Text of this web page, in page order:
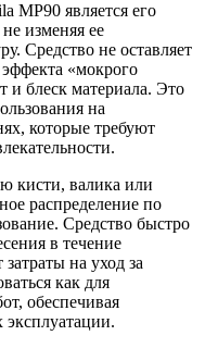
MP90 является его
изменяя ее
Средство не оставляет
«мокрого
и блеск материала. Это
на
которые требуют
кисти, валика или
распределение по
Средство быстро
в течение
на уход за
как для
обеспечивая